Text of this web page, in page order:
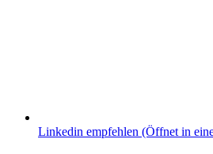
Linkedin empfehlen (Öffnet in